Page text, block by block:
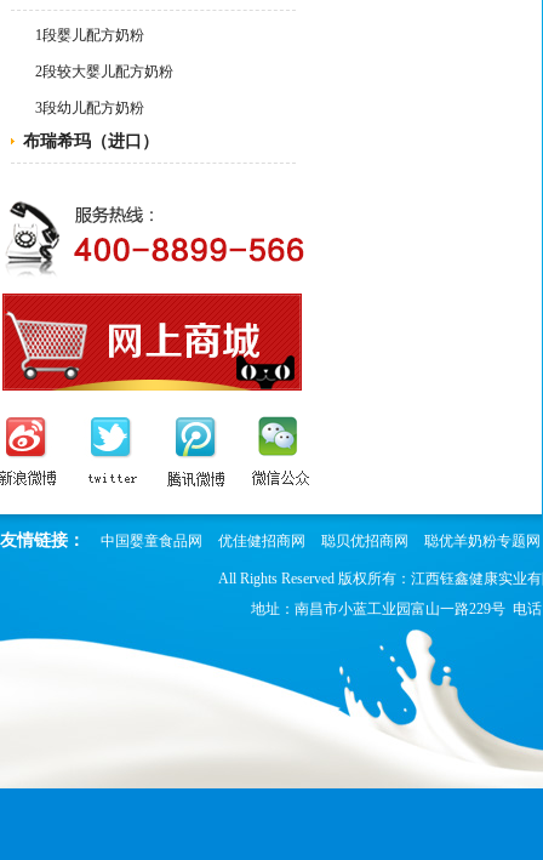
1段婴儿配方奶粉
2段较大婴儿配方奶粉
3段幼儿配方奶粉
布瑞希玛（进口）
友情链接： 中国婴童食品网 优佳健招商网 聪贝优招商网 聪优羊奶粉专题网
All Rights Reserved 版权所有：江西钰鑫健康实业
地址：南昌市小蓝工业园富山一路229号 电